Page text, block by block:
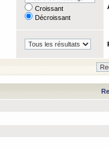
Croissant
Décroissant